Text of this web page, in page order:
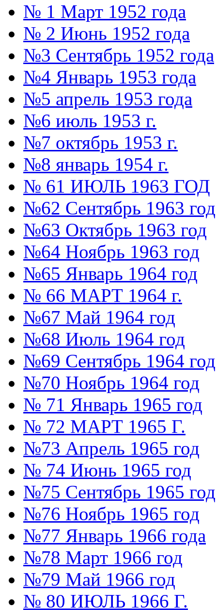
№ 1 Март 1952 года
№ 2 Июнь 1952 года
№3 Сентябрь 1952 года
№4 Январь 1953 года
№5 апрель 1953 года
№6 июль 1953 г.
№7 октябрь 1953 г.
№8 январь 1954 г.
№ 61 ИЮЛЬ 1963 ГОД
№62 Сентябрь 1963 год
№63 Октябрь 1963 год
№64 Ноябрь 1963 год
№65 Январь 1964 год
№ 66 МАРТ 1964 г.
№67 Май 1964 год
№68 Июль 1964 год
№69 Сентябрь 1964 год
№70 Ноябрь 1964 год
№ 71 Январь 1965 год
№ 72 МАРТ 1965 Г.
№73 Апрель 1965 год
№ 74 Июнь 1965 год
№75 Сентябрь 1965 год
№76 Ноябрь 1965 год
№77 Январь 1966 года
№78 Март 1966 год
№79 Май 1966 год
№ 80 ИЮЛЬ 1966 Г.